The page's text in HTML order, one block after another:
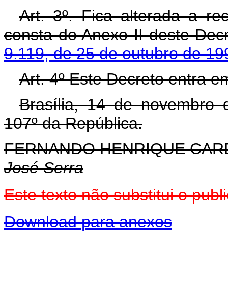
Art. 3º. Fica alterada a
consta do Anexo II deste
9.119, de 25 de outubro de
Art. 4º Este Decreto entra
Brasília, 14 de novembro
107º da República.
FERNANDO HENRIQUE
José Serra
Este texto não substitui o
Download para anexos